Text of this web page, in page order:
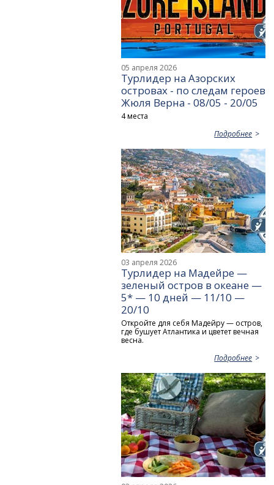
05 апреля 2026
Турлидер на Азорских
островах - по следам героев
Жюля Верна - 08/05 - 20/05
4 места
Подробнее
03 апреля 2026
Турлидер на Мадейре —
зеленый остров в океане —
5* — 10 дней — 11/10 —
20/10
Откройте для себя Мадейру — остров,
где бушует Атлантика и цветет вечная
весна.
Подробнее